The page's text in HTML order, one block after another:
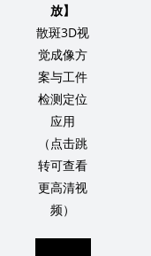
放】
散斑3D视
觉成像方
案与工件
检测定位
应用
（点击跳
转可查看
更高清视
频）